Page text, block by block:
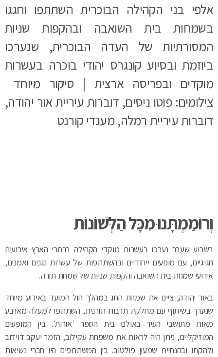
אלפי בני הקהילה הבוכרית השתתפו וחגגו
בשמחות בית השואבה ובהקפות שניות
המסורתיות של העדה הבוכרית, שנערכו
ביוזמת ובסיוע קונגרס יהודי בוכרה בעשרות
מוקדים ובפריסה ארצית | סיקור מיוחד
צילומים: פוטו ניסים, דוברות עיריית אור יהודה,
דוברות עיריית רמלה, מענדי קורנט
וְרומַמְתָּנוּ מִכָּל הַלְּשׁונות
בשבוע שעבר נערכו בעשרות מוקדי הקהילה ברחבי הארץ אירועים
חגיגיים, עם מופעים ייחודיים ובהשתתפות של עשרות נגנים ואמנים,
אירועי שמחת בית השואבה והקפות שניות של שמחת תורה.
באור יהודה, ציינו את שמחת החג במהלך חול המועד באירוע מיוחד
שנערך בשיתוף עם מחלקת תרבות תורנית, השתתפו למעלה מארבע
מאות מתושבי העיר באולם בית הספר 'אורות'. בין המופעים
המוזיקליים, ניתן היה לראות את משפחת עקילוב, הזמר יעקב דוידוב
ולהקתו ובהנחיית שמעון פולטוב. בין המשתתפים היו חברי נשיאות